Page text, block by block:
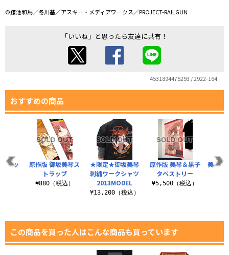
©鎌池和馬／冬川基／アスキー・メディアワークス／PROJECT-RAILGUN
「いいね」と思ったら友達に共有！
4531894475293 / 2922-164
おすすめの商品
★限定★御坂美琴
刺繍ワークシャツ
2013MODEL
¥13,200（税込）
原作版 美琴＆黒子
タペストリー
¥5,500（税込）
美琴
ラッ
原作版 御坂美琴ス
トラップ
¥880（税込）
この商品を買った人はこんな商品も買っています